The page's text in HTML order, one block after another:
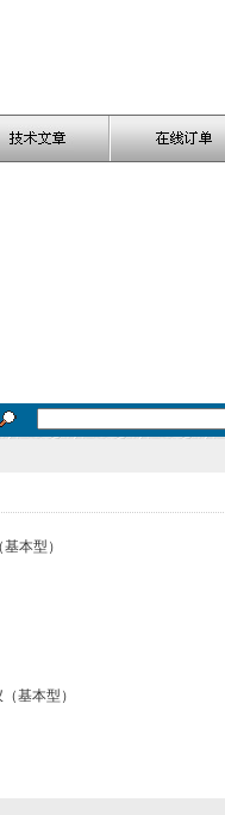
本型）
基本型）